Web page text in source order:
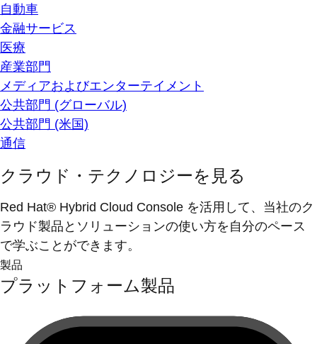
自動車
金融サービス
医療
産業部門
メディアおよびエンターテイメント
公共部門 (グローバル)
公共部門 (米国)
通信
クラウド・テクノロジーを見る
Red Hat® Hybrid Cloud Console を活用して、当社のク
ラウド製品とソリューションの使い方を自分のペース
で学ぶことができます。
製品
プラットフォーム製品